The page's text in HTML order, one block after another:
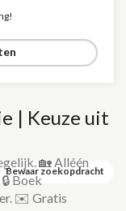
Bewaar zoekopdracht
| Keuze uit
🏡 Alléén
Boek
✉️ Gratis